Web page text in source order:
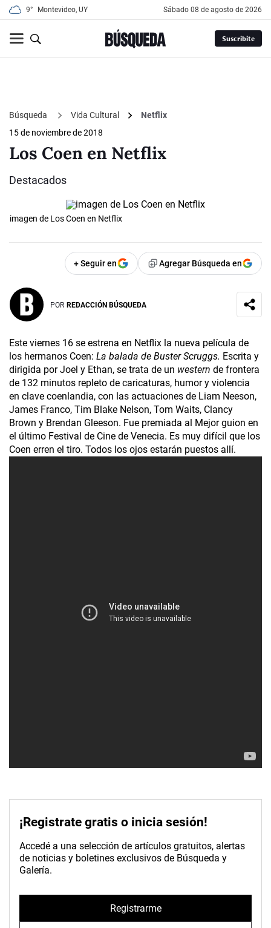
9° Montevideo, UY sábado 08 de agosto de 2026
Suscribite
Búsqueda Vida Cultural
Netflix
15 de noviembre de 2018
Los Coen en Netflix
Destacados
imagen de Los Coen en Netflix
+ Seguir en Agregar Búsqueda en
POR REDACCIÓN BÚSQUEDA
Este viernes 16 se estrena en Netflix la nueva película de
los hermanos Coen: La balada de Buster Scruggs. Escrita y
dirigida por Joel y Ethan, se trata de un western de frontera
de 132 minutos repleto de caricaturas, humor y violencia
en clave coenlandia, con las actuaciones de Liam Neeson,
James Franco, Tim Blake Nelson, Tom Waits, Clancy
Brown y Brendan Gleeson. Fue premiada al Mejor guion en
el último Festival de Cine de Venecia. Es muy difícil que los
Coen erren el tiro. Todos los ojos estarán puestos allí.
¡Registrate gratis o inicia sesión!
Accedé a una selección de artículos gratuitos, alertas
de noticias y boletines exclusivos de Búsqueda y
Galería.
Registrarme